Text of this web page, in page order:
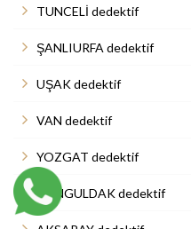
TUNCELİ dedektif
ŞANLIURFA dedektif
UŞAK dedektif
VAN dedektif
YOZGAT dedektif
ZONGULDAK dedektif